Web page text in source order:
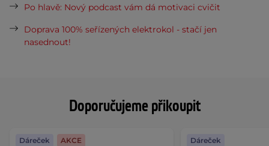
Doporučujeme přikoupit
Dáreček AKCE Dáreček
Po hlavě: Nový podcast vám dá motivaci cvičit
Doprava 100% seřízených elektrokol - stačí jen
nasednout!